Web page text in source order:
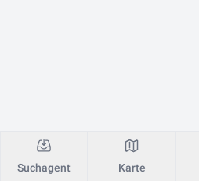
Suchagent Karte